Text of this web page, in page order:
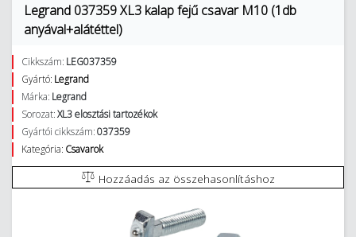
Legrand 037359 XL3 kalap fejű csavar M10 (1db
anyával+alátéttel)
Cikkszám: LEG037359
Gyártó: Legrand
Márka: Legrand
Sorozat:XL3 elosztási tartozékok
Gyártói cikkszám:037359
Kategória: Csavarok
Hozzáadás az összehasonlításhoz